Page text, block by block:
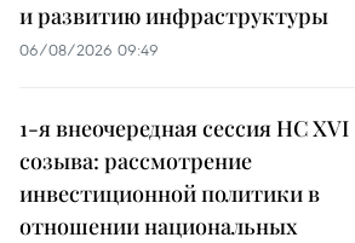
и развитию инфраструктуры
06/08/2026 09:49
1-я внеочередная сессия НС XVI
созыва: рассмотрение
инвестиционной политики в
отношении национальных